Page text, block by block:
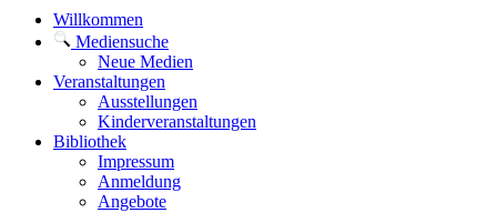
Willkommen
Mediensuche
Neue Medien
Veranstaltungen
Ausstellungen
Kinderveranstaltungen
Bibliothek
Impressum
Anmeldung
Angebote